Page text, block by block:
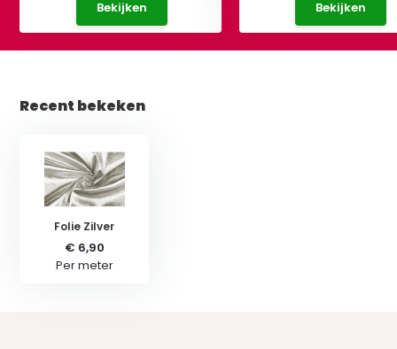
Bekijken Bekijken
Recent bekeken
Folie Zilver
€ 6,90
Per meter